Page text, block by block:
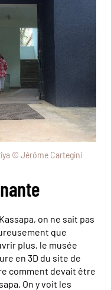
© Jérôme Cartegini
on ne sait pas
que
plus, le musée
en 3D du site de
comment devait être
On y voit les